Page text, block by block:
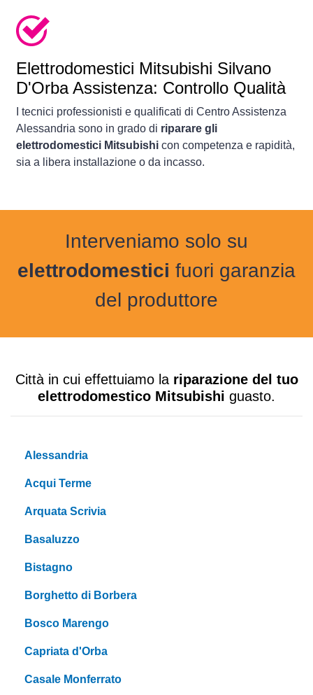
Elettrodomestici Mitsubishi Silvano
D'Orba Assistenza: Controllo Qualità
I tecnici professionisti e qualificati di Centro Assistenza
Alessandria sono in grado di riparare gli
elettrodomestici Mitsubishi con competenza e rapidità,
sia a libera installazione o da incasso.
Interveniamo solo su
elettrodomestici fuori garanzia
del produttore
Città in cui effettuiamo la riparazione del tuo
elettrodomestico Mitsubishi guasto.
Alessandria
Acqui Terme
Arquata Scrivia
Basaluzzo
Bistagno
Borghetto di Borbera
Bosco Marengo
Capriata d'Orba
Casale Monferrato